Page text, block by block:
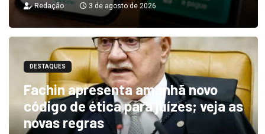
Redação 3 de agosto de 2026
DESTAQUES
Fachin apresenta amanhã novo
código de ética para juízes; veja as
novas regras